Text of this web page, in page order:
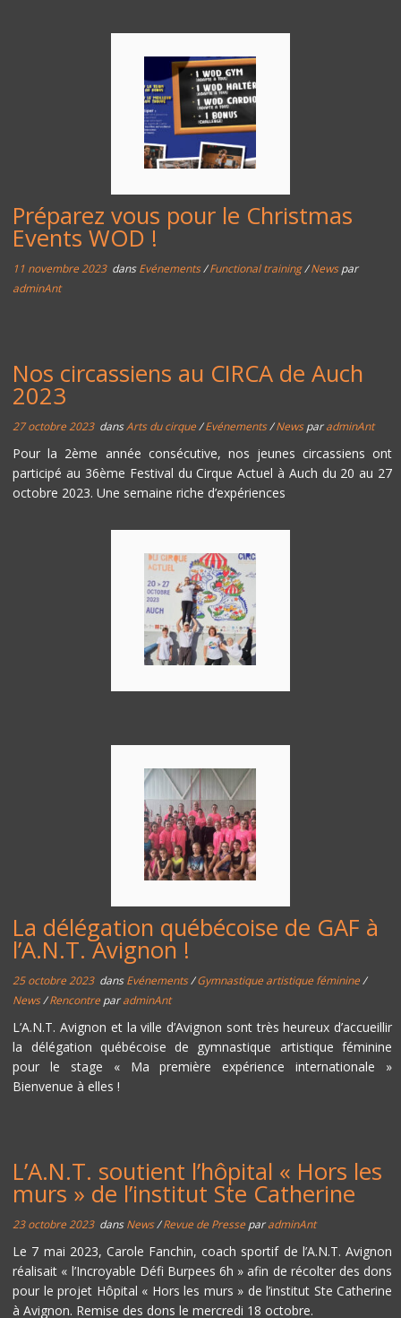
Préparez vous pour le Christmas
Events WOD !
11 novembre 2023dansEvénements/Functional training/Newspar
adminAnt
Nos circassiens au CIRCA de Auch
2023
27 octobre 2023dansArts du cirque/Evénements/NewsparadminAnt
Pour la 2ème année consécutive, nos jeunes circassiens ont
participé au 36ème Festival du Cirque Actuel à Auch du 20 au 27
octobre 2023. Une semaine riche d’expériences
La délégation québécoise de GAF à
l’A.N.T. Avignon !
25 octobre 2023dansEvénements/Gymnastique artistique féminine/
News/Rencontre paradminAnt
L’A.N.T. Avignon et la ville d’Avignon sont très heureux d’accueillir
la délégation québécoise de gymnastique artistique féminine
pour le stage « Ma première expérience internationale »
Bienvenue à elles !
L’A.N.T. soutient l’hôpital « Hors les
murs » de l’institut Ste Catherine
23 octobre 2023dansNews/Revue de Presse paradminAnt
Le 7 mai 2023, Carole Fanchin, coach sportif de l’A.N.T. Avignon
réalisait « l’Incroyable Défi Burpees 6h » afin de récolter des dons
pour le projet Hôpital « Hors les murs » de l’institut Ste Catherine
à Avignon. Remise des dons le mercredi 18 octobre.